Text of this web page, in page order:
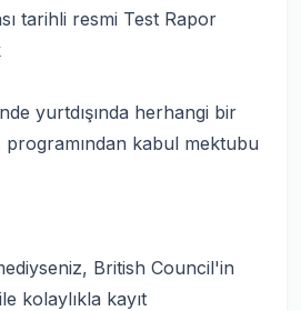
tarihli resmi Test Rapor
yurtdışında herhangi bir
kabul mektubu
British Council'in
kolaylıkla kayıt